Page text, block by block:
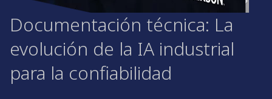
Documentación técnica: La
evolución de la IA industrial
para la confiabilidad